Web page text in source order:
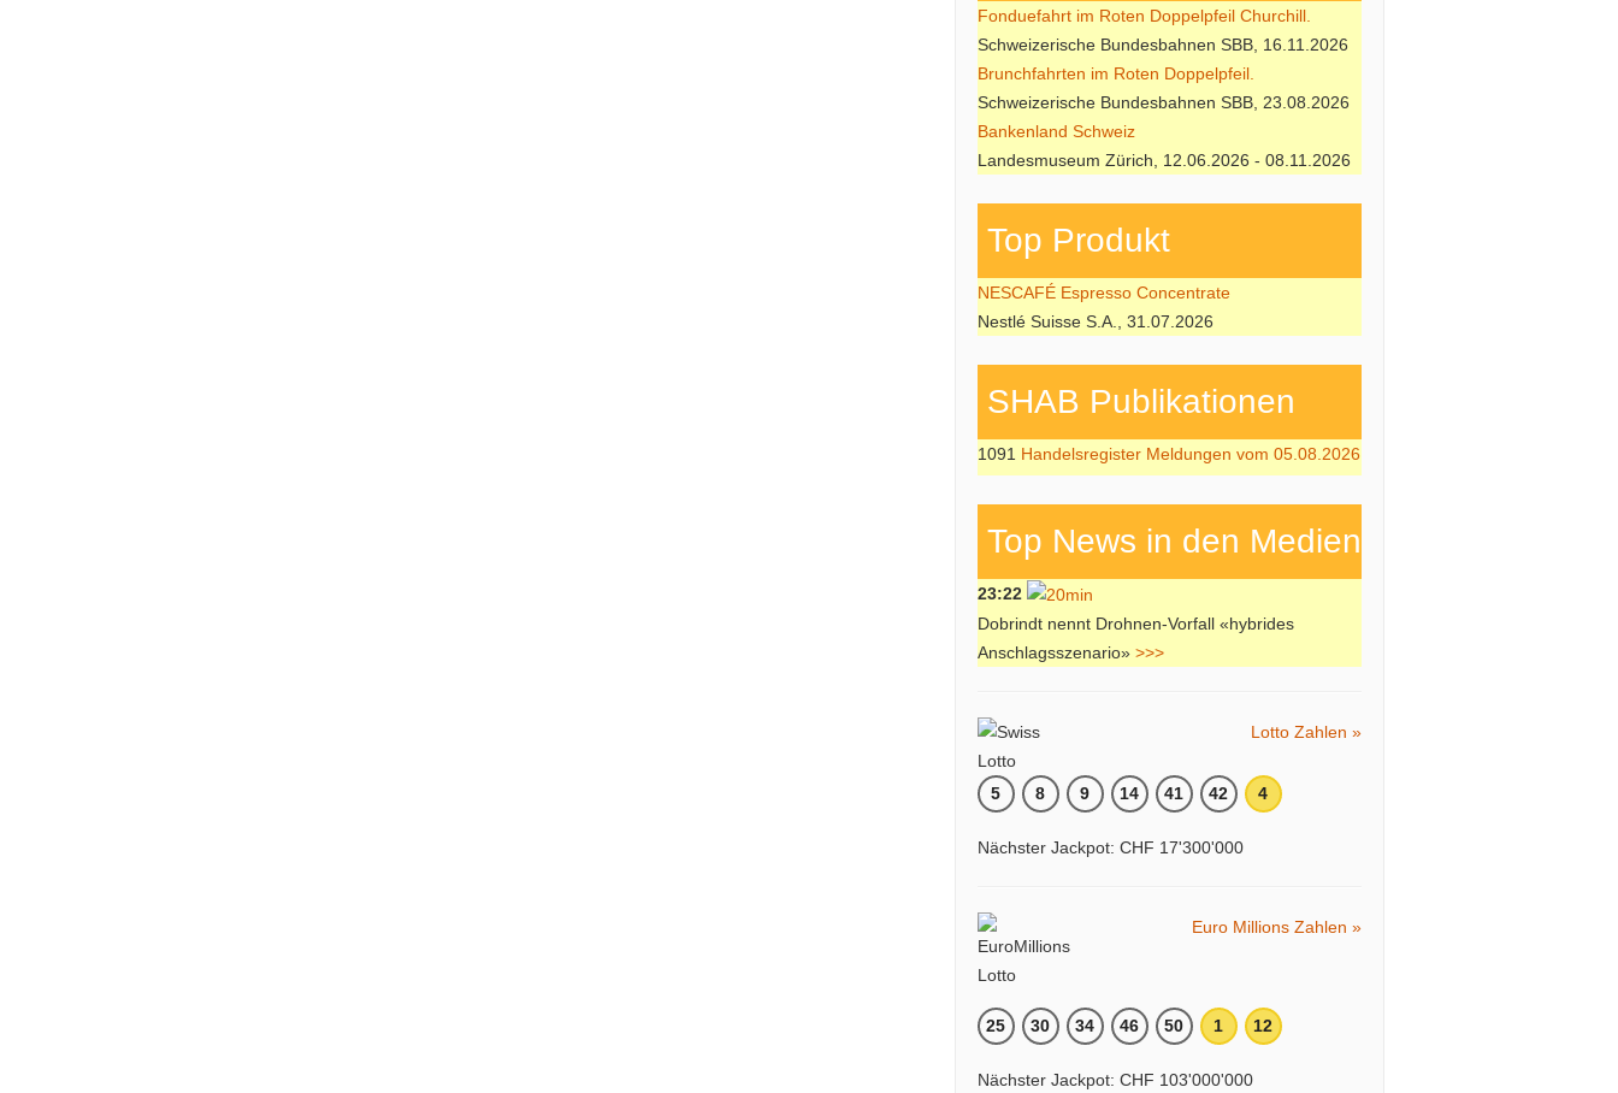
Fonduefahrt im Roten Doppelpfeil Churchill.
Schweizerische Bundesbahnen SBB, 16.11.2026
Brunchfahrten im Roten Doppelpfeil.
Schweizerische Bundesbahnen SBB, 23.08.2026
Bankenland Schweiz
Landesmuseum Zürich, 12.06.2026 - 08.11.2026
Top Produkt
NESCAFÉ Espresso Concentrate
Nestlé Suisse S.A., 31.07.2026
SHAB Publi­kati­onen
1091 Handelsregister Meldungen vom 05.08.2026
Top News in den Medien
23:22
Dobrindt nennt Drohnen-Vorfall «hybrides
Anschlagsszenario» >>>
Lotto Zahlen »
5 8 9 14 41 42 4
Nächster Jackpot: CHF 17'300'000
Euro Millions Zahlen »
25 30 34 46 50 1 12
Nächster Jackpot: CHF 103'000'000